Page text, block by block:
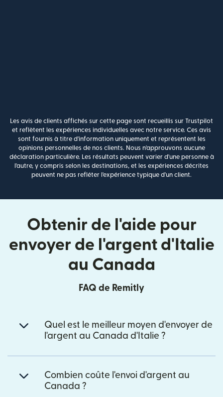
Les avis de clients affichés sur cette page sont recueillis sur Trustpilot
et reflètent les expériences individuelles avec notre service. Ces avis
sont fournis à titre d'information uniquement et représentent les
opinions personnelles de nos clients. Nous n'approuvons aucune
déclaration particulière. Les résultats peuvent varier d'une personne à
l'autre, y compris selon les destinations, et les expériences décrites
peuvent ne pas refléter l'expérience typique d'un client.
Obtenir de l'aide pour
envoyer de l'argent d'Italie
au Canada
FAQ de Remitly
Quel est le meilleur moyen d'envoyer de
l'argent au Canada d'Italie ?
Combien coûte l'envoi d'argent au
Canada ?